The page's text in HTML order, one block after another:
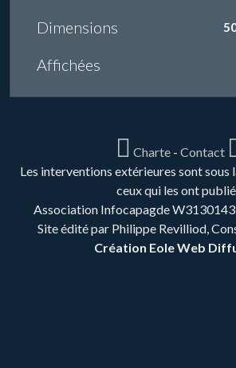
Dimensions
Affichées
Charte- Contact
Les interventions extérieures sont sous
ceux qui les ont
Association Infocapagde
Site édité par Philippe Revilliod,
Création Eole Web